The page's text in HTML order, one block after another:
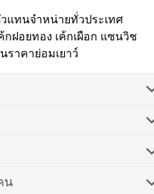
วแทนจำหน่ายทั่วประเทศ
ฝอยทอง เค้กเผือก แซนวิช
ราคาย่อมเยาว์
น